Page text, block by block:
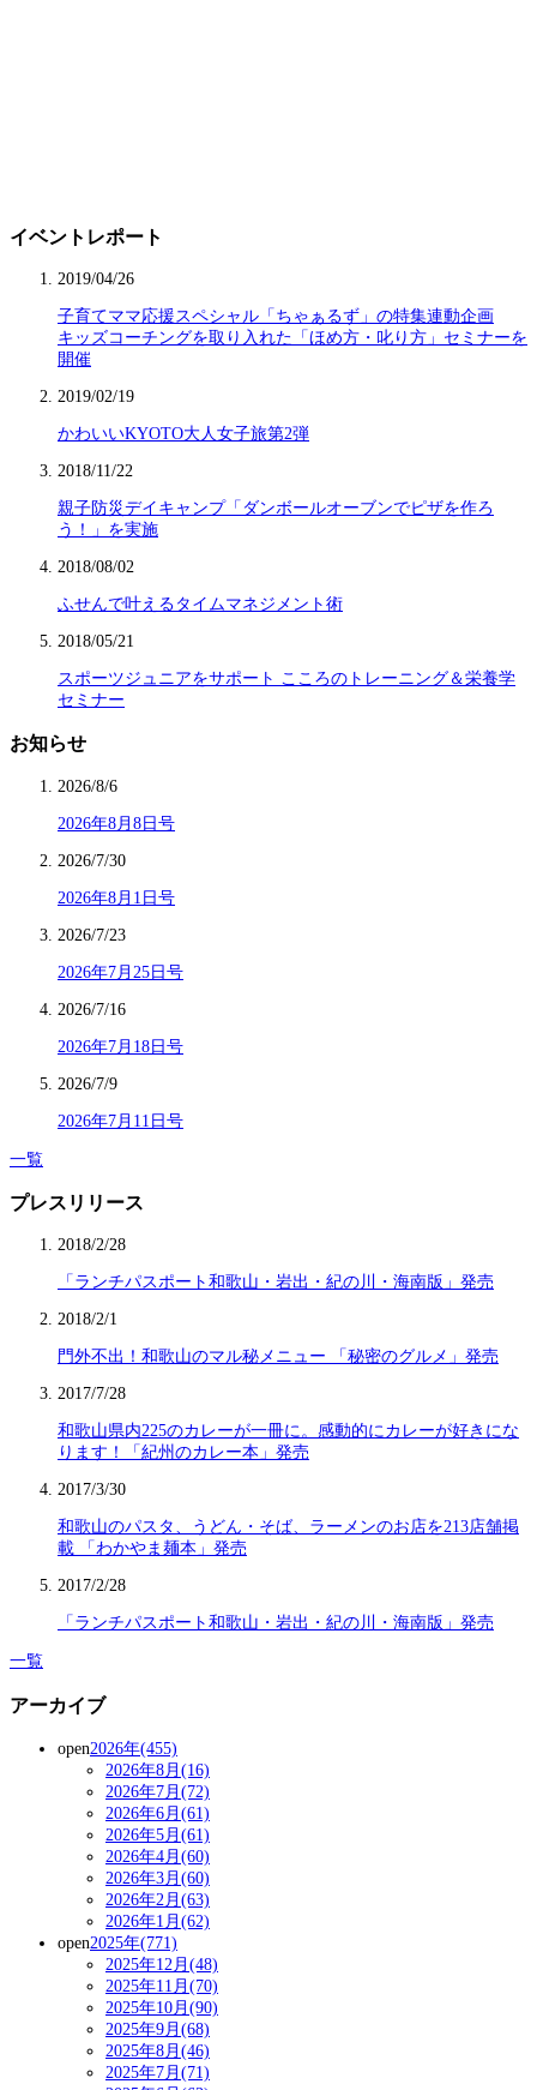
イベントレポート
2019/04/26
子育てママ応援スペシャル「ちゃぁるず」の特集連動企画
キッズコーチングを取り入れた「ほめ方・叱り方」セミナーを
開催
2019/02/19
かわいいKYOTO大人女子旅第2弾
2018/11/22
親子防災デイキャンプ「ダンボールオーブンでピザを作ろ
う！」を実施
2018/08/02
ふせんで叶えるタイムマネジメント術
2018/05/21
スポーツジュニアをサポート こころのトレーニング＆栄養学
セミナー
お知らせ
2026/8/6
2026年8月8日号
2026/7/30
2026年8月1日号
2026/7/23
2026年7月25日号
2026/7/16
2026年7月18日号
2026/7/9
2026年7月11日号
一覧
プレスリリース
2018/2/28
「ランチパスポート和歌山・岩出・紀の川・海南版」発売
2018/2/1
門外不出！和歌山のマル秘メニュー 「秘密のグルメ」発売
2017/7/28
和歌山県内225のカレーが一冊に。感動的にカレーが好きにな
ります！「紀州のカレー本」発売
2017/3/30
和歌山のパスタ、うどん・そば、ラーメンのお店を213店舗掲
載 「わかやま麺本」発売
2017/2/28
「ランチパスポート和歌山・岩出・紀の川・海南版」発売
一覧
アーカイブ
open2026年(455)
2026年8月(16)
2026年7月(72)
2026年6月(61)
2026年5月(61)
2026年4月(60)
2026年3月(60)
2026年2月(63)
2026年1月(62)
open2025年(771)
2025年12月(48)
2025年11月(70)
2025年10月(90)
2025年9月(68)
2025年8月(46)
2025年7月(71)